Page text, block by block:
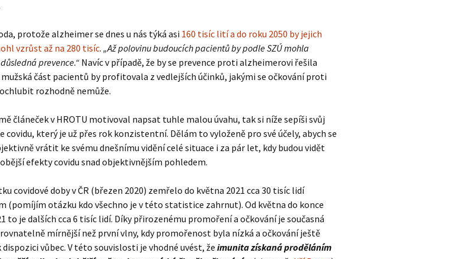
protože alzheimer se dnes u nás týká asi 160 tisíc lití a do roku 2050 by jejich
vzrůst až na 280 tisíc. „Až polovinu budoucích pacientů by podle SZÚ mohla
prevence.“ Navíc v případě, že by se prevence proti alzheimerovi řešila
část pacientů by profitovala z vedlejších účinků, jakými se očkování proti
rozhodně nemůže.
článeček v HROTU motivoval napsat tuhle malou úvahu, tak si níže sepíši svůj
covidu, který je už přes rok konzistentní. Dělám to vyloženě pro své účely, abych se
vrátit ke svému dnešnímu vidění celé situace i za pár let, kdy budou vidět
efekty covidu snad objektivnějším pohledem.
covidové doby v ČR (březen 2020) zemřelo do května 2021 cca 30 tisíc lidí
(pomíjím otázku kdo všechno je v této statistice zahrnut). Od května do konce
to je dalších cca 6 tisíc lidí. Díky přirozenému promoření a očkování je současná
mírnější než první vlny, kdy promořenost byla nízká a očkování ještě
dispozici vůbec. V této souvislosti je vhodné uvést, žeimunita získaná proděláním